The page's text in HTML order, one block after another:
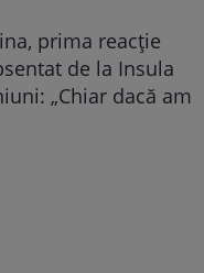
prima reacție
de la Insula
„Chiar dacă am